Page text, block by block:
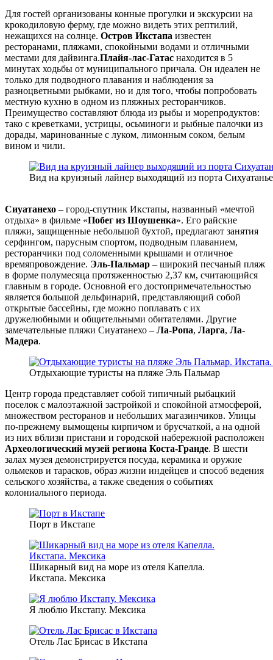
Для гостей организованы конные прогулки и экскурсии на
крокодиловую ферму, где можно видеть этих рептилий,
нежащихся на солнце. Остров Икстапа известен
ресторанами, пляжами, спокойными водами и отличными
местами для дайвинга.Плайя-лас-Гатас находится в 5
минутах ходьбы от муниципального причала. Он идеален не
только для подводного плавания и наблюдения за
разноцветными рыбками, но и для того, чтобы попробовать
местную кухню в одном из пляжных ресторанчиков.
Преимущество составляют блюда из рыбы и морепродуктов:
тако с креветками, устрицы, осьминоги и рыбные палочки из
дорады, маринованные с луком, лимонным соком, белым
вином и чили.
Вид на круизный лайнер выходящий из порта
Сиуатанехо – город-спутник Икстапы, названный «мечтой
отдыха» в фильме «Побег из Шоушенка». Его райские
пляжи, защищенные небольшой бухтой, предлагают занятия
серфингом, парусным спортом, подводным плаванием,
ресторанчики под соломенными крышами и отличное
времяпровождение. Эль-Пальмар – широкий песчаный пляж
в форме полумесяца протяженностью 2,37 км, считающийся
главным в городе. Основной его достопримечательностью
является большой дельфинарий, представляющий собой
открытые бассейны, где можно поплавать с их
дружелюбными и общительными обитателями. Другие
замечательные пляжи Сиуатанехо – Ла-Ропа, Ларга, Ла-
Мадера.
Отдыхающие туристы на пляже Эль Пальмар
Центр города представляет собой типичный рыбацкий
поселок с малоэтажной застройкой и спокойной атмосферой,
множеством ресторанов и небольших магазинчиков. Улицы
по-прежнему вымощены кирпичом и брусчаткой, а на одной
из них вблизи пристани и городской набережной расположен
Археологический музей региона Коста-Гранде. В шести
залах музея демонстрируется посуда, керамика и оружие
ольмеков и тарасков, образ жизни индейцев и способ ведения
сельского хозяйства, а также сведения о событиях
колониального периода.
Порт в Икстапе
Шикарный вид на море из отеля Капелла.
Икстапа. Мексика
Я люблю Икстапу. Мексика
Отель Лас Брисас в Икстапа